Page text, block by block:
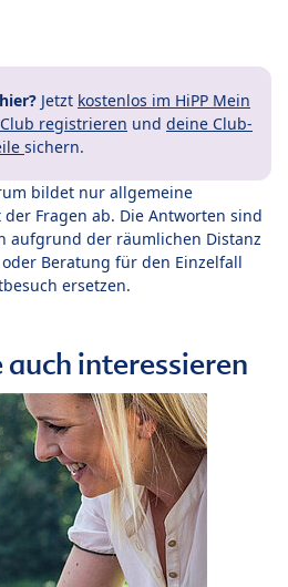
Jetzt kostenlos im HiPP Mein
registrieren und deine Club-
sichern.
bildet nur allgemeine
Fragen ab. Die Antworten sind
aufgrund der räumlichen Distanz
Beratung für den Einzelfall
ersetzen.
auch interessieren